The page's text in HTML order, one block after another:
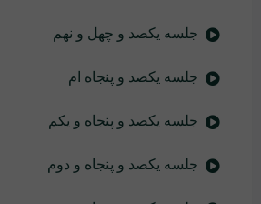
جلسه یکصد و چهل و نهم
جلسه یکصد و پنجاه ام
جلسه یکصد و پنجاه و یکم
جلسه یکصد و پنجاه و دوم